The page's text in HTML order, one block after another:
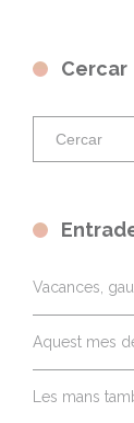
Cercar
Vacances,
Aquest mes
Les mans